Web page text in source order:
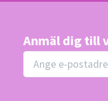
Anmäl dig till